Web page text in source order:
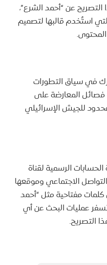
عن “أحمد الشرع”،
التي استُخدم قالبها لتصميم
في سياق التطورات
المعارضة على
للجيش الإسرائيلي
الحسابات الرسمية لقناة
الاجتماعي وموقعها
كلمات مفتاحية مثل “أحمد
عمليات البحث عن أي
التصريح.